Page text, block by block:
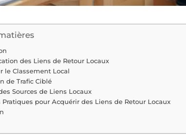
des Liens de Retour Locaux
le Classement Local
de Trafic Ciblé
Sources de Liens Locaux
Pratiques pour Acquérir des Liens de Retour Locaux